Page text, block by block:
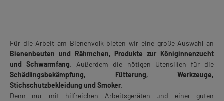
Für die Arbeit am Bienenvolk bieten wir eine große Auswahl an
Bienenbeuten und Rähmchen, Produkte zur Königinnenzucht
und Schwarmfang. Außerdem die nötigen Utensilien für die
Schädlingsbekämpfung, Fütterung, Werkzeuge,
Stichschutzbekleidung und Smoker.
Denn nur mit hilfreichen Arbeitsgeräten und einer guten